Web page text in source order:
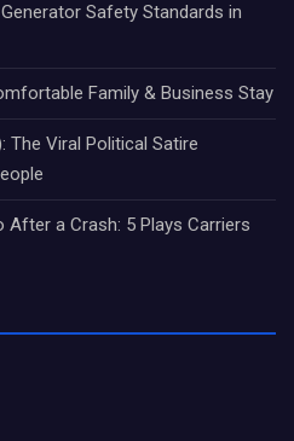
Safety Standards in
Family & Business Stay
The Viral Political Satire
After a Crash: 5 Plays Carriers